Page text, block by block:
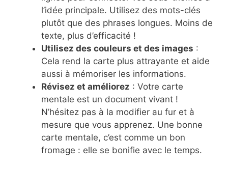
l’idée principale. Utilisez des mots-clés
plutôt que des phrases longues. Moins de
texte, plus d’efficacité !
Utilisez des couleurs et des images :
Cela rend la carte plus attrayante et aide
aussi à mémoriser les informations.
Révisez et améliorez : Votre carte
mentale est un document vivant !
N’hésitez pas à la modifier au fur et à
mesure que vous apprenez. Une bonne
carte mentale, c’est comme un bon
fromage : elle se bonifie avec le temps.